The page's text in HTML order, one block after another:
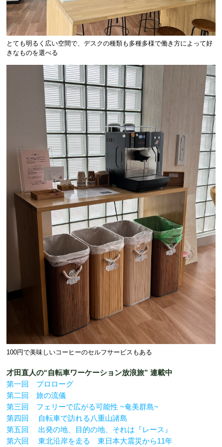
とても明るく広い空間で、デスクの種類も多種多様で働き方によって好
きなものを選べる
100円で美味しいコーヒーのセルフサービスもある
才田直人の“自転車ワーケーション放浪旅” 連載中
第一回 プロローグ
第二回 旅の流儀
第三回 フェリーで広がる可能性 ~奄美群島~
第四回 自転車で訪れる八重山諸島
第五回 出発の地、目的の地、それは『レース』
第六回 東北沿岸を走る 東日本大震災から11年